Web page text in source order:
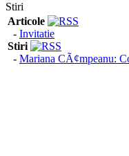
Stiri
Articole
- Invitatie
Stiri
- Mariana CÃ¢mpeanu: